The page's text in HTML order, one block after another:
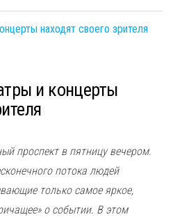
и концерты
проспект в пятницу вечером.
потока людей
только самое яркое,
о событии. В этом